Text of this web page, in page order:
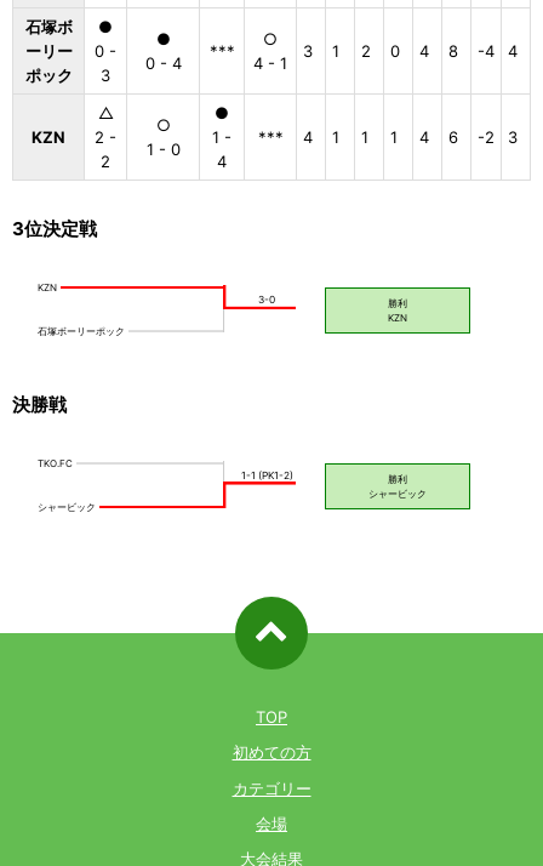
石塚ボ
ーリー
ポック
●
0 -
3
●
0 - 4
***
○
4 - 1
3 1 2 0 4 8 -4 4
KZN
△
2 -
2
○
1 - 0
●
1 -
4
*** 4 1 1 1 4 6 -2 3
3位決定戦
決勝戦
TOP
初めての方
カテゴリー
会場
大会結果